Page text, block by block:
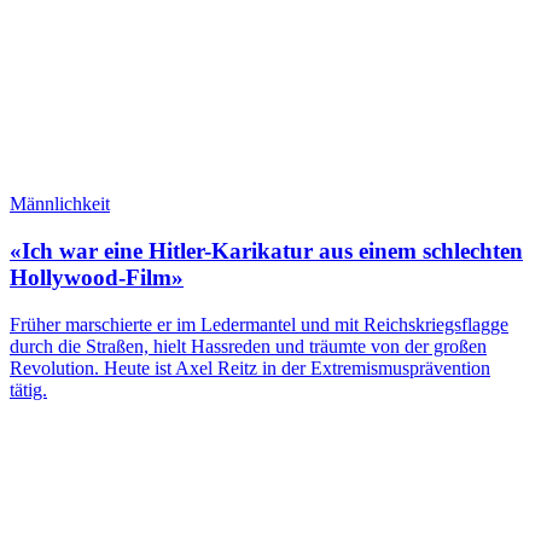
Männlichkeit
«Ich war eine Hitler-Karikatur aus einem schlechten
Hollywood-Film»
Früher marschierte er im Ledermantel und mit Reichskriegsflagge
durch die Straßen, hielt Hassreden und träumte von der großen
Revolution. Heute ist Axel Reitz in der Extremismusprävention
tätig.